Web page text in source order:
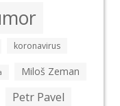
koronavirus
Miloš Zeman
Petr Pavel